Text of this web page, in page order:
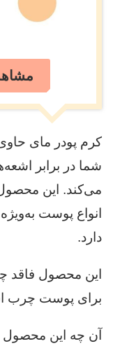
شما در برابر
می‌کند. این محصول
انواع پوست
دارد.
برای پوست چرب
آن چه این محصول